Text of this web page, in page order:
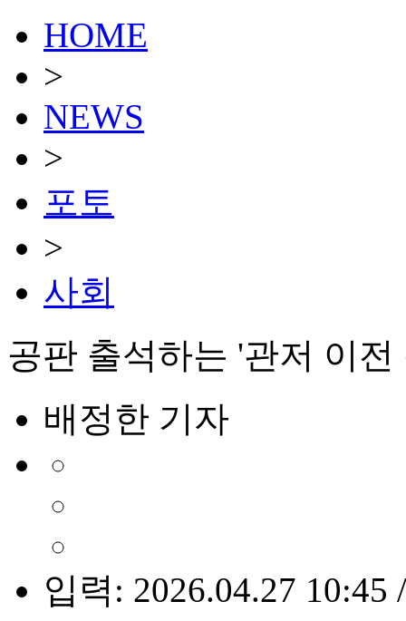
HOME
>
NEWS
>
포토
>
사회
공판 출석하는 '관저 이
배정한 기자
입력: 2026.04.27 10:45